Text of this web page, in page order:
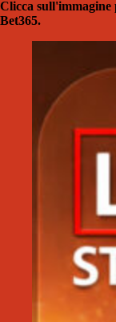
Clicca sull'immagine
Bet365.